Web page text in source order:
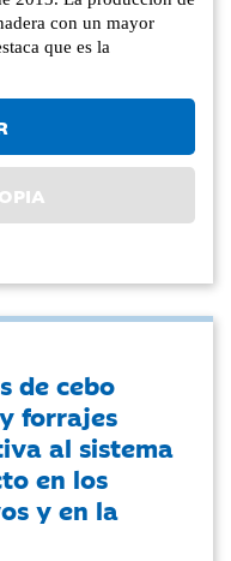
con un mayor
que es la
de cebo
forrajes
al sistema
en los
y en la